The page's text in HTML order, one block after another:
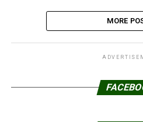
MORE